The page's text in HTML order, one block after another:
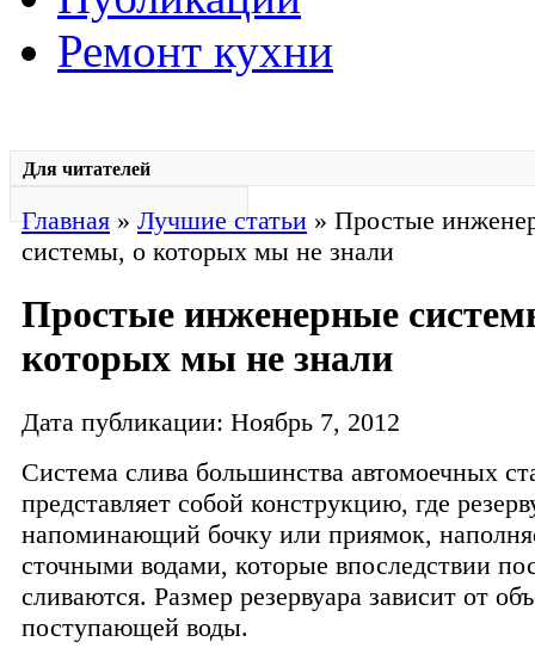
Ремонт кухни
Для читателей
Главная»Лучшие статьи » Простые
системы, о которых мы не знали
Простые инженерные
которых мы не знали
Дата публикации: Ноябрь 7, 2012
Система слива большинства автомоечных
представляет собой конструкцию, где
напоминающий бочку или приямок,
сточными водами, которые впоследствии
сливаются. Размер резервуара зависит от
поступающей воды.